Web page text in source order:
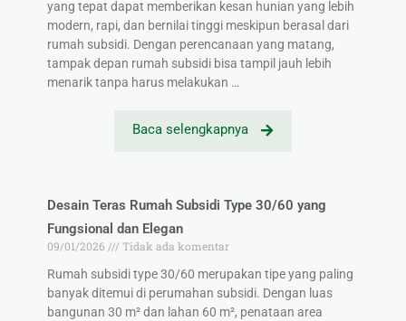
yang tepat dapat memberikan kesan hunian yang lebih
modern, rapi, dan bernilai tinggi meskipun berasal dari
rumah subsidi. Dengan perencanaan yang matang,
tampak depan rumah subsidi bisa tampil jauh lebih
menarik tanpa harus melakukan …
Baca selengkapnya
Desain Teras Rumah Subsidi Type 30/60 yang
Fungsional dan Elegan
09/01/2026
Tidak ada komentar
Rumah subsidi type 30/60 merupakan tipe yang paling
banyak ditemui di perumahan subsidi. Dengan luas
bangunan 30 m² dan lahan 60 m², penataan area